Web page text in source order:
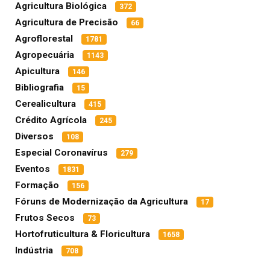
Agricultura Biológica 372
Agricultura de Precisão 66
Agroflorestal 1781
Agropecuária 1143
Apicultura 146
Bibliografia 15
Cerealicultura 415
Crédito Agrícola 245
Diversos 108
Especial Coronavírus 279
Eventos 1831
Formação 156
Fóruns de Modernização da Agricultura 17
Frutos Secos 73
Hortofruticultura & Floricultura 1658
Indústria 708